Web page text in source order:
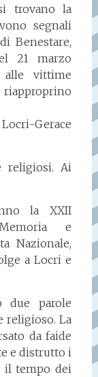
trovano la
segnali
Benestare,
21 marzo
alle vittime
Gerace
religiosi. Ai
la XXII
e
Nazionale,
a Locri e
due parole
religioso. La
da faide
e distrutto i
il tempo dei